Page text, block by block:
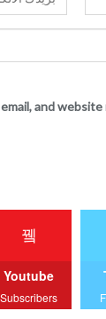
email, and
Youtube
Subscribers